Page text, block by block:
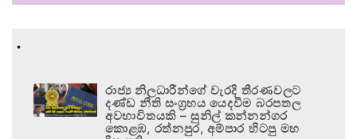
.
රාජ්‍ය නිලධාරීන්ගේ වැරදි තීරණවලට
දණ්ඩ නීති සංග්‍රහය යෙදවීම බරපතල
අවභාවිතයකි – සුනිල් කන්නන්ගර
කොළඹ, රත්නපුර, අම්පාර හිටපු මහ